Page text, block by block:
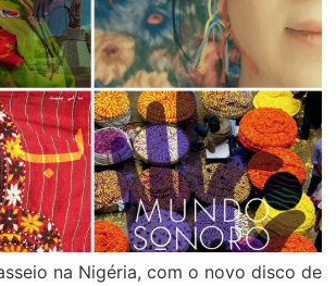
na Nigéria, com o novo disco de